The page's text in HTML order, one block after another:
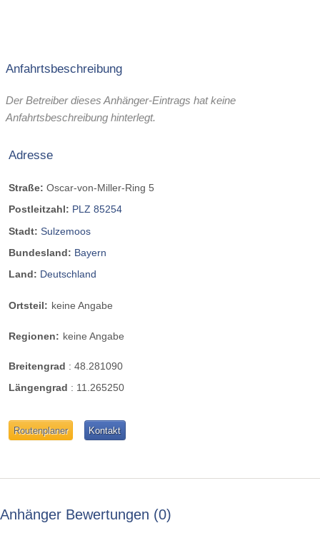
Anfahrtsbeschreibung
Der Betreiber dieses Anhänger-Eintrags hat keine
Anfahrtsbeschreibung hinterlegt.
Adresse
Straße: Oscar-von-Miller-Ring 5
Postleitzahl: PLZ 85254
Stadt: Sulzemoos
Bundesland: Bayern
Land: Deutschland
Ortsteil: keine Angabe
Regionen: keine Angabe
Breitengrad : 48.281090
Längengrad : 11.265250
Routenplaner Kontakt
Anhänger Bewertungen 0